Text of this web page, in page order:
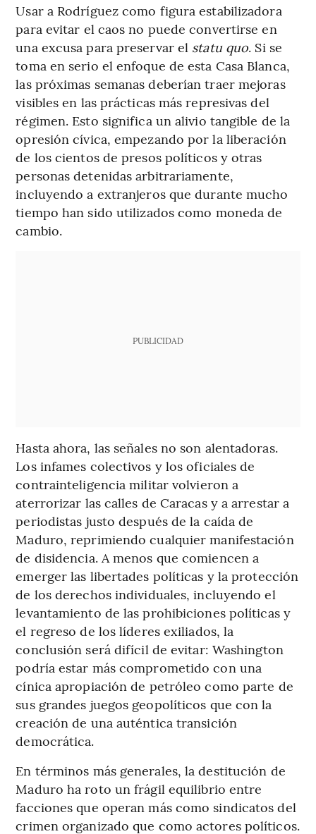
Usar a Rodríguez como figura estabilizadora
para evitar el caos no puede convertirse en
una excusa para preservar el statu quo. Si se
toma en serio el enfoque de esta Casa Blanca,
las próximas semanas deberían traer mejoras
visibles en las prácticas más represivas del
régimen. Esto significa un alivio tangible de la
opresión cívica, empezando por la liberación
de los cientos de presos políticos y otras
personas detenidas arbitrariamente,
incluyendo a extranjeros que durante mucho
tiempo han sido utilizados como moneda de
cambio.
PUBLICIDAD
Hasta ahora, las señales no son alentadoras.
Los infames colectivos y los oficiales de
contrainteligencia militar volvieron a
aterrorizar las calles de Caracas y a arrestar a
periodistas justo después de la caída de
Maduro, reprimiendo cualquier manifestación
de disidencia. A menos que comiencen a
emerger las libertades políticas y la protección
de los derechos individuales, incluyendo el
levantamiento de las prohibiciones políticas y
el regreso de los líderes exiliados, la
conclusión será difícil de evitar: Washington
podría estar más comprometido con una
cínica apropiación de petróleo como parte de
sus grandes juegos geopolíticos que con la
creación de una auténtica transición
democrática.
En términos más generales, la destitución de
Maduro ha roto un frágil equilibrio entre
facciones que operan más como sindicatos del
crimen organizado que como actores políticos.